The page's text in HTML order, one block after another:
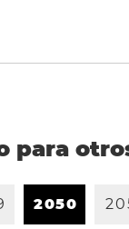
para
2050 20